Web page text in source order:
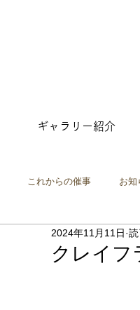
ギャラリー紹介
これからの催事 お知
ファッション ポップアッ
クレイフ
2024年11月11日